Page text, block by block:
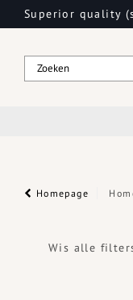
Superior quality
Homepage
Wis alle